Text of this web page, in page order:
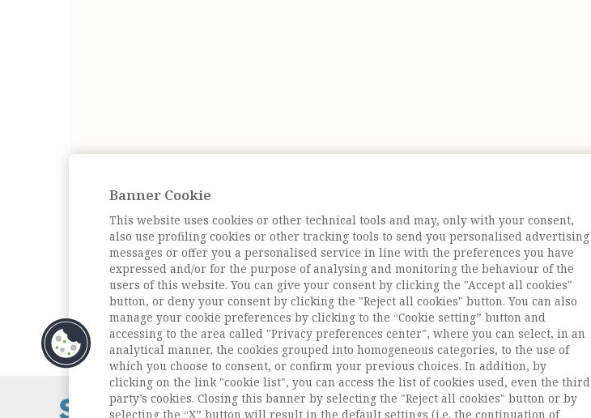
Contatti / Contacts
Banner Cookie
This website uses cookies or other technical tools and may, only with your consent,
also use profiling cookies or other tracking tools to send you personalised advertising
messages or offer you a personalised service in line with the preferences you have
expressed and/or for the purpose of analysing and monitoring the behaviour of the
users of this website. You can give your consent by clicking the "Accept all cookies"
button, or deny your consent by clicking the "Reject all cookies" button. You can also
manage your cookie preferences by clicking to the “Cookie setting” button and
accessing to the area called "Privacy preferences center", where you can select, in an
analytical manner, the cookies grouped into homogeneous categories, to the use of
which you choose to consent, or confirm your previous choices. In addition, by
clicking on the link "cookie list", you can access the list of cookies used, even the third
party’s cookies. Closing this banner by selecting the "Reject all cookies" button or by
selecting the “X” button will result in the default settings (i.e. the continuation of